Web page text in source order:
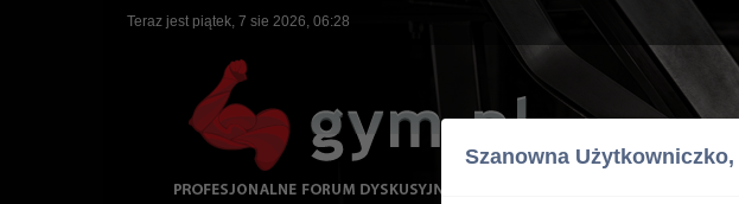
Teraz jest piątek, 7 sie 2026, 06:28
Szanowna Użytkowniczko,